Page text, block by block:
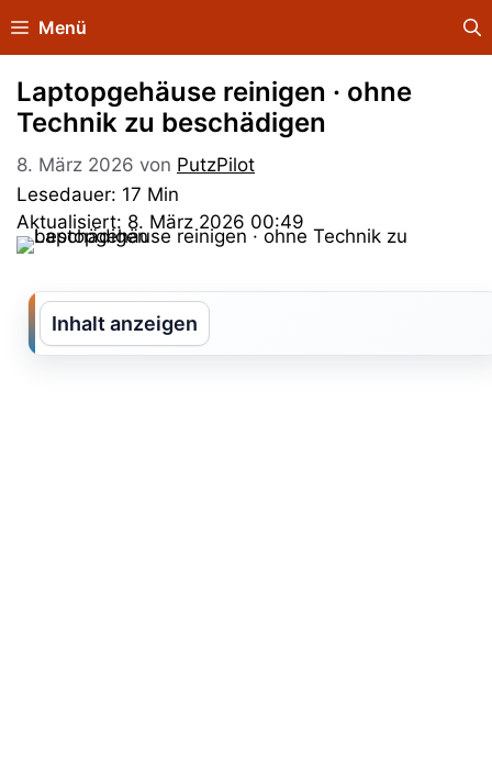
Inhalt
Menü
Laptopgehäuse reinigen · ohne
Technik zu beschädigen
8. März 2026 von PutzPilot
Lesedauer: 17 Min
Aktualisiert: 8. März 2026 00:49
Inhalt anzeigen